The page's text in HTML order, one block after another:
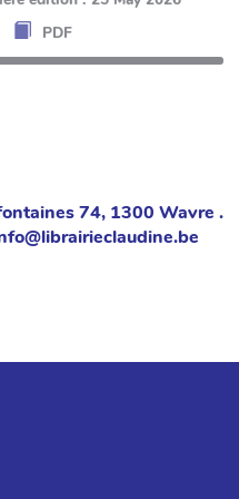
PDF
74, 1300 Wavre .